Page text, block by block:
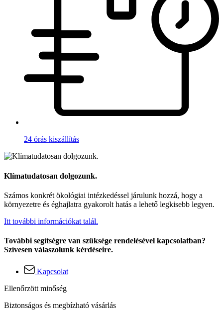
24 órás kiszállítás
Klímatudatosan dolgozunk.
Számos konkrét ökológiai intézkedéssel járulunk hozzá, hogy a
környezetre és éghajlatra gyakorolt hatás a lehető legkisebb legyen.
Itt további információkat talál.
További segítségre van szüksége rendelésével kapcsolatban?
Szívesen válaszolunk kérdéseire.
Kapcsolat
Ellenőrzött minőség
Biztonságos és megbízható vásárlás